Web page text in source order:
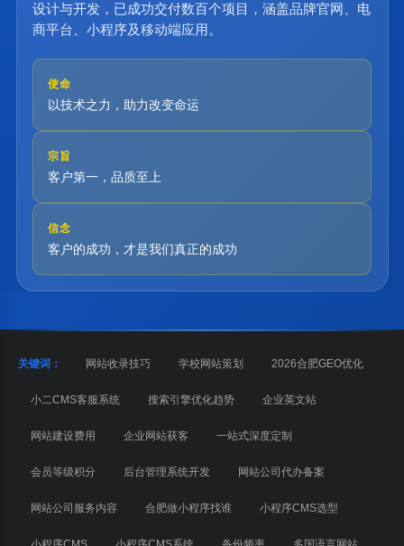
设计与开发，已成功交付数百个项目，涵盖品牌官网、电
商平台、小程序及移动端应用。
使命
以技术之力，助力改变命运
宗旨
客户第一，品质至上
信念
客户的成功，才是我们真正的成功
关键词： 网站收录技巧 学校网站策划 2026合肥GEO优化
小二CMS客服系统 搜索引擎优化趋势 企业英文站
网站建设费用 企业网站获客 一站式深度定制
会员等级积分 后台管理系统开发 网站公司代办备案
网站公司服务内容 合肥做小程序找谁 小程序CMS选型